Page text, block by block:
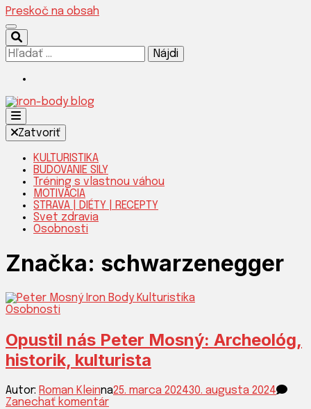
Preskoč na obsah
Hľadať:
IRON-
BODY
Silnejšia verzia teba!
Zatvoriť
KULTURISTIKA
BUDOVANIE SILY
Tréning s vlastnou váhou
MOTIVÁCIA
STRAVA | DIÉTY | RECEPTY
Svet zdravia
Osobnosti
Značka: schwarzenegger
Osobnosti
Opustil nás Peter Mosný: Archeológ,
historik, kulturista
Autor: Roman Kleinna25. marca 202430. augusta 2024
Zanechať komentárk